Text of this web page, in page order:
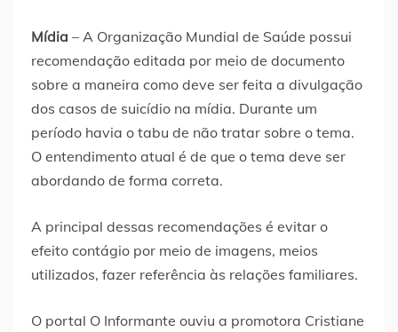
Mídia – A Organização Mundial de Saúde possui
recomendação editada por meio de documento
sobre a maneira como deve ser feita a divulgação
dos casos de suicídio na mídia. Durante um
período havia o tabu de não tratar sobre o tema.
O entendimento atual é de que o tema deve ser
abordando de forma correta.
A principal dessas recomendações é evitar o
efeito contágio por meio de imagens, meios
utilizados, fazer referência às relações familiares.
O portal O Informante ouviu a promotora Cristiane